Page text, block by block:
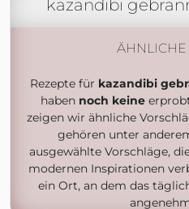
kazandibi
ÄHNLICHE
Rezepte für kazandibi
haben noch keine
zeigen wir ähnliche
gehören unter
ausgewählte Vorschläge,
modernen Inspirationen
ein Ort, an dem das